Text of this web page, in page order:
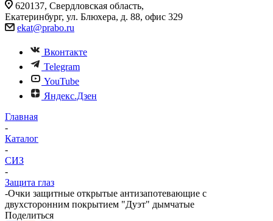
620137, Свердловская область,
Екатеринбург, ул. Блюхера, д. 88, офис 329
ekat@prabo.ru
Вконтакте
Telegram
YouTube
Яндекс.Дзен
Главная
-
Каталог
-
СИЗ
-
Защита глаз
-Очки защитные открытые антизапотевающие с
двухсторонним покрытием "Дуэт" дымчатые
Поделиться